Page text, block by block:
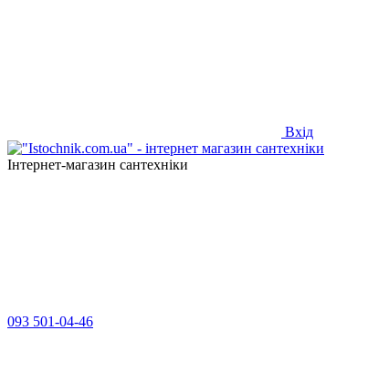
Вхід
Інтернет-магазин сантехніки
093 501-04-46